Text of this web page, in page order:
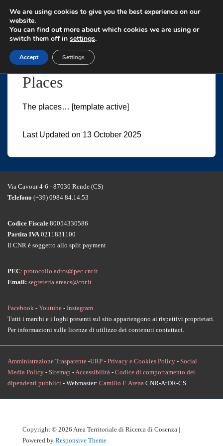
Skip
Main
Content
Places
The places… [template active]
Last Updated on 13 October 2025
Via Cavour 4-6 - 87036 Rende (CS)
Telefono (+39) 0984 84.14.53
Codice Fiscale 80054330586
Partita IVA0211831100
Il CNR è soggetto allo split payment
PEC: protocollo.adrcs@pec.cnr.it
Email: segreteria.areacs@cnr.it
Facebook - Youtube - Instagram
Tutti i marchi e i loghi presenti sul sito appartengono ai rispettivi proprietari.
Per informazioni sulle licenze di utilizzo dei contenuti contattaci.
Amministrazione Trasparente -URP - Privacy e Cookies Policy - Social
Media Policy - Sitemap -Accessibilità - Codice di comportamento dei
dipendenti pubblici - Webmaster: Camillo F. Arena CNR-AtDR-CS
Copyright © 2026 Area Territoriale di Ricerca di Cosenza |
Powered by Responsive Theme
We are using cookies to give you the best experience on our
website.
You can find out more about which cookies we are using or
switch them off in settings.
Accept Settings